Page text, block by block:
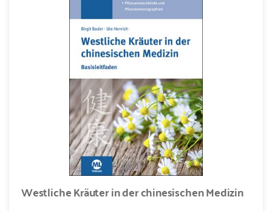
Westliche Kräuter in der chinesischen Medizin